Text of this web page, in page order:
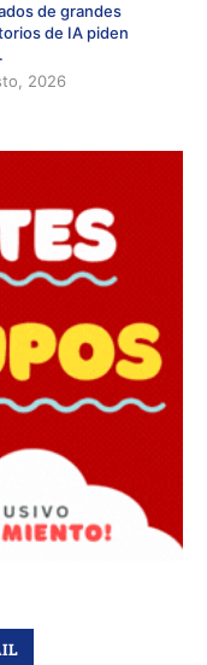
de grandes
de IA piden
2026